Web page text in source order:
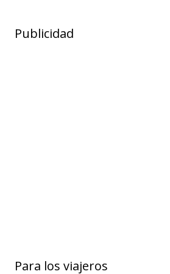
Publicidad
Para los viajeros